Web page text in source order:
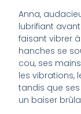
Anna,
lubrifiant
faisant vibrer
hanches se
cou, ses
les vibrations,
tandis que
un baiser